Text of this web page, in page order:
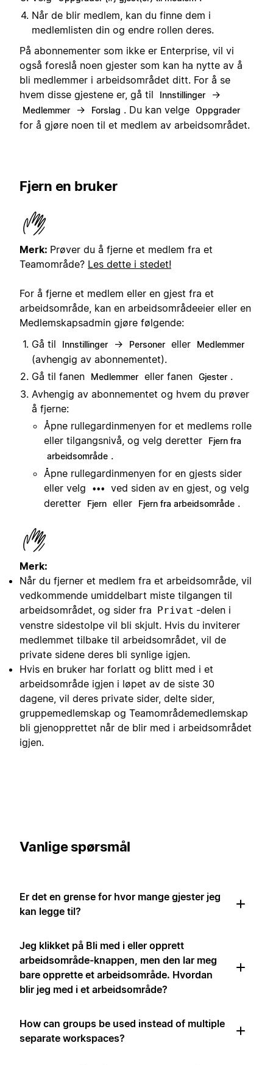
Når de blir medlem, kan du finne dem i
medlemlisten din og endre rollen deres.
På abonnementer som ikke er Enterprise, vil vi
også foreslå noen gjester som kan ha nytte av å
bli medlemmer i arbeidsområdet ditt. For å se
hvem disse gjestene er, gå til
Innstillinger →
Medlemmer → Forslag . Du kan velge Oppgrader
for å gjøre noen til et medlem av arbeidsområdet.
Fjern en bruker
Merk: Prøver du å fjerne et medlem fra et
Teamområde? Les dette i stedet!
For å fjerne et medlem eller en gjest fra et
arbeidsområde, kan en arbeidsområdeeier eller en
Medlemskapsadmin gjøre følgende:
Gå til
Innstillinger → Personer eller Medlemmer
(avhengig av abonnementet).
Gå til fanen
Medlemmer eller fanen Gjester .
Avhengig av abonnementet og hvem du prøver
å fjerne:
Åpne rullegardinmenyen for et medlems rolle
eller tilgangsnivå, og velg deretter
Fjern fra
arbeidsområde .
Åpne rullegardinmenyen for en gjests sider
eller velg
•••
ved siden av en gjest, og velg
deretter
Fjern eller Fjern fra arbeidsområde .
Merk:
Når du fjerner et medlem fra et arbeidsområde, vil
vedkommende umiddelbart miste tilgangen til
arbeidsområdet, og sider fra Privat -delen i
venstre sidestolpe vil bli skjult. Hvis du inviterer
medlemmet tilbake til arbeidsområdet, vil de
private sidene deres bli synlige igjen.
Hvis en bruker har forlatt og blitt med i et
arbeidsområde igjen i løpet av de siste 30
dagene, vil deres private sider, delte sider,
gruppemedlemskap og Teamområdemedlemskap
bli gjenopprettet når de blir med i arbeidsområdet
igjen.
Vanlige spørsmål
Er det en grense for hvor mange gjester jeg
kan legge til?
Jeg klikket på Bli med i eller opprett
arbeidsområde-knappen, men den lar meg
bare opprette et arbeidsområde. Hvordan
blir jeg med i et arbeidsområde?
How can groups be used instead of multiple
separate workspaces?